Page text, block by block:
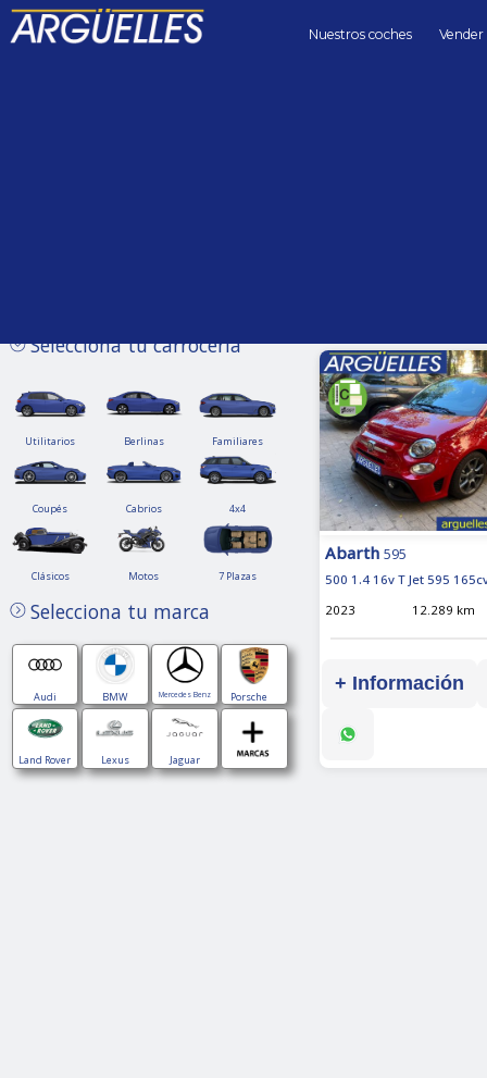
Nuestros coches
Abarth 595
500 1.4 16v T Jet 595
2023
12.289 km
+ Información
Selecciona tu carrocería
UtilitariosUtilitariosBerlinasBerlinasFamiliares
CoupésCoupés CabriosCabrios 4x4
ClásicosClásicos MotosMotos 7 Plazas7
Selecciona tu marca
Audi BMW Mercedes Benz Porsche
Land Rover Lexus Jaguar